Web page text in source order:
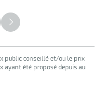
public conseillé et/ou le prix
ayant été proposé depuis au